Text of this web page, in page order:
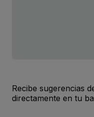
Recibe sugerencias
directamente en tu